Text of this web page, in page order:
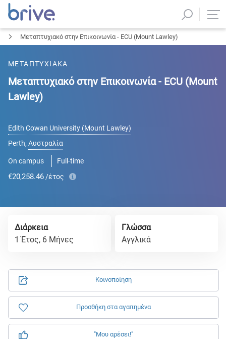
Μεταπτυχιακό στην Επικοινωνία - ECU (Mount Lawley)
ΜΕΤΑΠΤΥΧΙΑΚΑ
Μεταπτυχιακό στην Επικοινωνία - ECU (Mount
Lawley)
Edith Cowan University (Mount Lawley)
Perth, Αυστραλία
On campus Full-time
€20,258.46 /έτος
Κοινοποίηση
Προσθήκη στα αγαπημένα
"Μου αρέσει!"
Διάρκεια
1 Έτος, 6 Μήνες
Γλώσσα
Αγγλικά